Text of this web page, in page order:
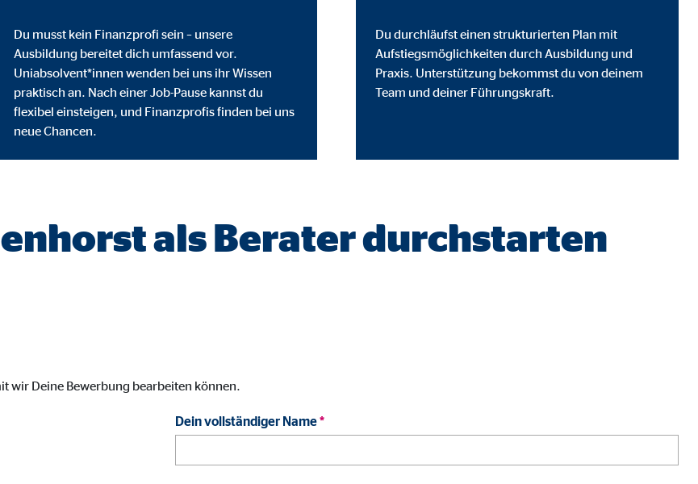
Du musst kein Finanzprofi sein – unsere
Ausbildung bereitet dich umfassend vor.
Uniabsolvent*innen wenden bei uns ihr Wissen
praktisch an. Nach einer Job-Pause kannst du
flexibel einsteigen, und Finanzprofis finden bei uns
neue Chancen.
Du durchläufst einen strukturierten Plan mit
Aufstiegsmöglichkeiten durch Ausbildung und
Praxis. Unterstützung bekommst du von deinem
Team und deiner Führungskraft.
als Berater durchstarten
wir Deine Bewerbung bearbeiten können.
Dein vollständiger Name*
unserer Webseite standardmäßig blockiert. Durch das Akzeptieren von externen Medien
Dienste in datenschutzrechtlich sogenannten Drittländern durch den Anbieter ein.
Inc.